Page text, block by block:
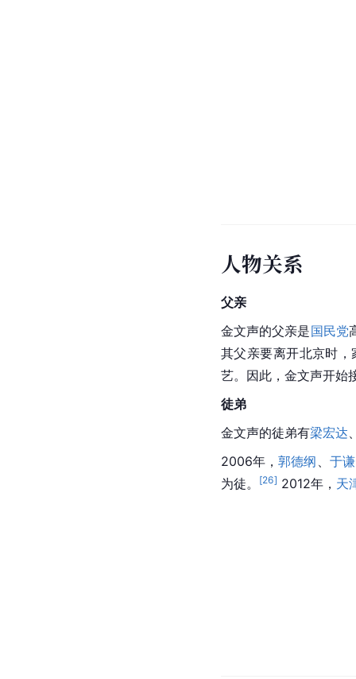
人物关系
父亲
金文声的父亲是国民党
其父亲要离开北京时
艺。因此，金文声开始
徒弟
金文声的徒弟有梁宏达
2006年，郭德纲 于谦
为徒。
[26] 2012年， 天